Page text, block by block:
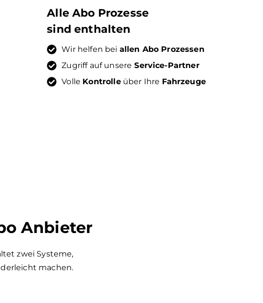
Alle Abo Prozesse
sind enthalten
Wir helfen bei allen Abo Prozessen
Zugriff auf unsere Service-Partner
Volle Kontrolleüber Ihre Fahrzeuge
Anbieter
zwei Systeme,
machen.